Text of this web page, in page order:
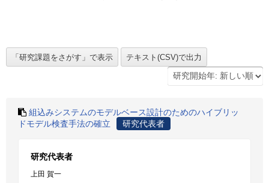
組込みシステムのモデルベース設計のためのハイブリッ
ドモデル検査手法の確立
研究代表者
研究代表者
上田 賀一